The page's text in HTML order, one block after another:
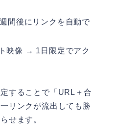
間後にリンクを自動で
映像 → 1日限定でアク
することで「URL＋合
リンクが流出しても勝
せます。